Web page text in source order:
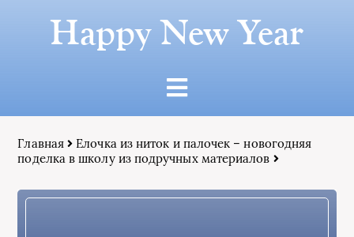
Happy New Year
Главная
Елочка из ниток и палочек – новогодняя
поделка в школу из подручных материалов